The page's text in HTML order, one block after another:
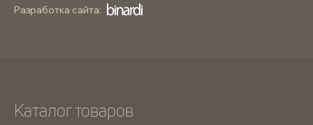
Разработка сайта:
Каталог товаров